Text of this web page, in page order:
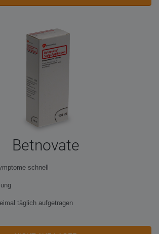
Betnovate
schnell
täglich aufgetragen